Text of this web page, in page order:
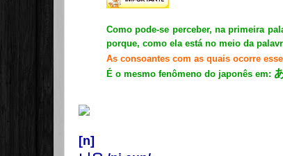
Como pode-se perceber, na primeira
porque, como ela está no meio da
As consoantes com as quais ocorre
É o mesmo fenômeno do japonês em:
[n]